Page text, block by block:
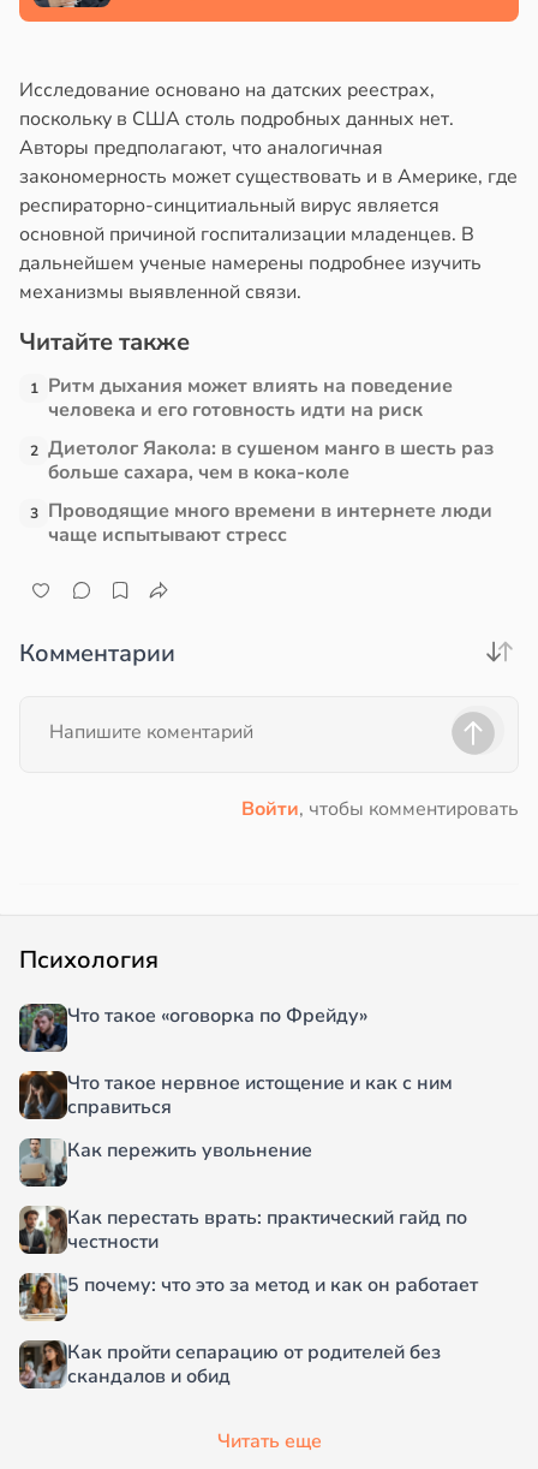
Исследование основано на датских реестрах,
поскольку в США столь подробных данных нет.
Авторы предполагают, что аналогичная
закономерность может существовать и в Америке, где
респираторно-синцитиальный вирус является
основной причиной госпитализации младенцев. В
дальнейшем ученые намерены подробнее изучить
механизмы выявленной связи.
Читайте также
1 Ритм дыхания может влиять на поведение
человека и его готовность идти на риск
2 Диетолог Яакола: в сушеном манго в шесть раз
больше сахара, чем в кока-коле
3 Проводящие много времени в интернете люди
чаще испытывают стресс
Комментарии
Войти, чтобы комментировать
Психология
Что такое «оговорка по Фрейду»
Что такое нервное истощение и как с ним
справиться
Как пережить увольнение
Как перестать врать: практический гайд по
честности
5 почему: что это за метод и как он работает
Как пройти сепарацию от родителей без
скандалов и обид
Читать еще